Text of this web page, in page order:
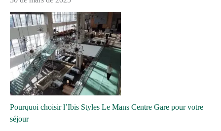
Pourquoi choisir l’Ibis Styles Le Mans Centre Gare pour votre
séjour